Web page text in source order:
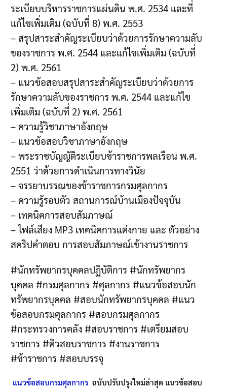
ระเบียบบริหารราชการแผ่นดิน พ.ศ. 2534 และที่
แก้ไขเพิ่มเติม (ฉบับที่ 8) พ.ศ. 2553
– สรุปสาระสำคัญระเบียบว่าด้วยการรักษาความลับ
ของราชการ พ.ศ. 2544 และแก้ไขเพิ่มเติม (ฉบับที่
2) พ.ศ. 2561
– แนวข้อสอบสรุปสาระสำคัญระเบียบว่าด้วยการ
รักษาความลับของราชการ พ.ศ. 2544 และแก้ไข
เพิ่มเติม (ฉบับที่ 2) พ.ศ. 2561
– ความรู้วิชาภาษาอังกฤษ
– แนวข้อสอบวิชาภาษาอังกฤษ
– พระราชบัญญัติระเบียบข้าราชการพลเรือน พ.ศ.
2551 ว่าด้วยการดำเนินการทางวินัย
– จรรยาบรรณของข้าราชการกรมศุลกากร
– ความรู้รอบตัว สถานการณ์บ้านเมืองปัจจุบัน
– เทคนิคการสอบสัมภาษณ์
– ไฟล์เสียง MP3 เทคนิคการแต่งกาย และ ตัวอย่าง
สคริปคำตอบ การสอบสัมภาษณ์เข้างานราชการ
#นักทรัพยากรบุคคลปฏิบัติการ #นักทรัพยากร
บุคคล #กรมศุลกากร #ศุลกากร #แนวข้อสอบนัก
ทรัพยากรบุคคล #สอบนักทรัพยากรบุคคล #แนว
ข้อสอบกรมศุลกากร #สอบกรมศุลกากร
#กระทรวงการคลัง #สอบราชการ #เตรียมสอบ
ราชการ #ติวสอบราชการ #งานราชการ
#ข้าราชการ #สอบบรรจุ
แนวข้อสอบกรมศุลกากร ฉบับปรับปรุงใหม่ล่าสุด แนวข้อสอบ